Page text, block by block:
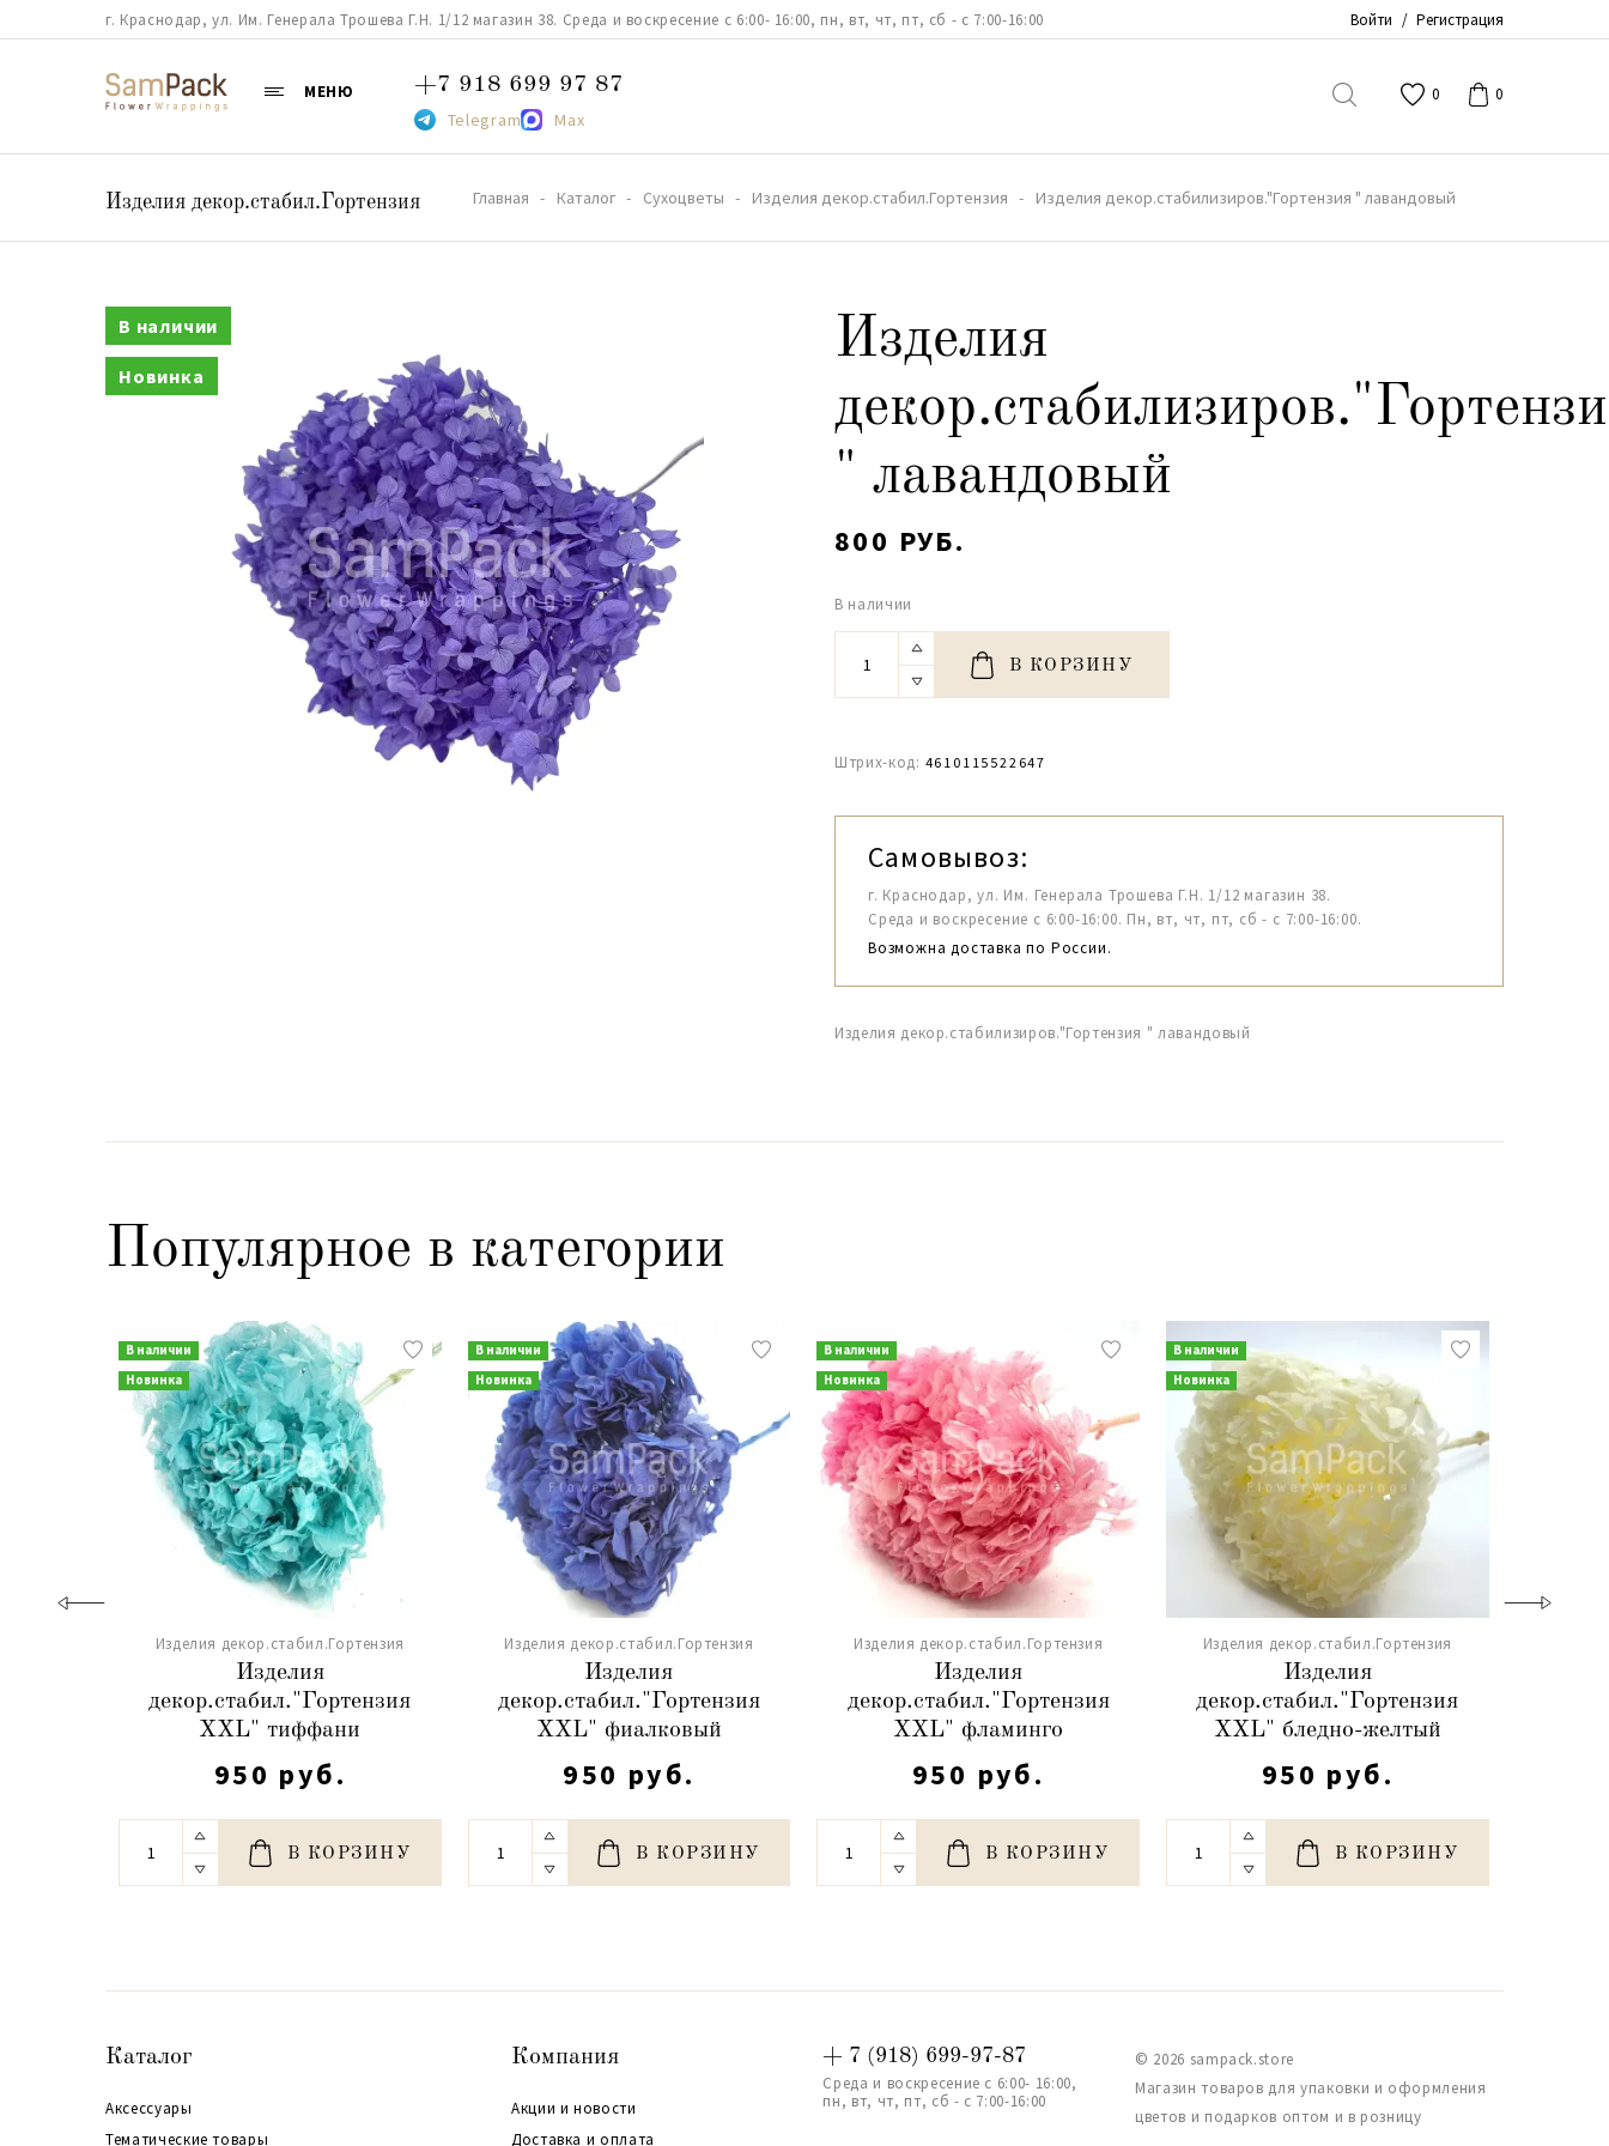
г. Краснодар, ул. Им. Генерала Трошева Г.Н. 1/12 магазин 38. Среда и воскресение с 6:00- 16:00, пн, вт, чт, пт, сб - с 7:00-16:00 Войти / Регистрация
МЕНЮ +7 918 699 97 87
Telegram Max
0 0
Изделия декор.стабил.Гортензия Главная Каталог Сухоцветы Изделия декор.стабил.Гортензия Изделия декор.стабилизиров."Гортензия " лавандовый
В наличии
Новинка
Изделия
" лавандовый
800 РУБ.
В наличии
В КОРЗИНУ
Штрих-код: 4610115522647
Самовывоз:
г. Краснодар, ул. Им. Генерала Трошева Г.Н. 1/12 магазин 38.
Среда и воскресение с 6:00-16:00. Пн, вт, чт, пт, сб - с 7:00-16:00.
Возможна доставка по России.
Изделия декор.стабилизиров."Гортензия " лавандовый
Популярное в категории
В наличии
Новинка
Изделия декор.стабил.Гортензия
Изделия
декор.стабил."Гортензия
XXL" тиффани
950 руб.
В КОРЗИНУ
В наличии
Новинка
Изделия декор.стабил.Гортензия
Изделия
декор.стабил."Гортензия
XXL" фиалковый
950 руб.
В КОРЗИНУ
В наличии
Новинка
Изделия декор.стабил.Гортензия
Изделия
декор.стабил."Гортензия
XXL" фламинго
950 руб.
В КОРЗИНУ
В наличии
Новинка
Изделия декор.стабил.Гортензия
Изделия
декор.стабил."Гортензия
XXL" бледно-желтый
950 руб.
В КОРЗИНУ
Каталог
Аксессуары
Тематические товары
Компания
Акции и новости
Доставка и оплата
+ 7 (918) 699-97-87
Среда и воскресение с 6:00- 16:00,
пн, вт, чт, пт, сб - с 7:00-16:00
© 2026 sampack.store
Магазин товаров для упаковки и оформления
цветов и подарков оптом и в розницу